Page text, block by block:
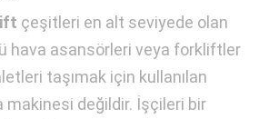
çeşitleri en alt seviyede olan
hava asansörleri veya forkliftler
taşımak için kullanılan
makinesi değildir. İşçileri bir